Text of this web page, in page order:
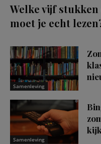
Welke vijf
moet je echt
Samenleving
Samenleving